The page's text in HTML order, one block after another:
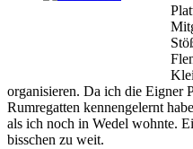
organisieren. Da ich die Eigner
Rumregatten kennengelernt
als ich noch in Wedel wohnte.
bisschen zu weit.